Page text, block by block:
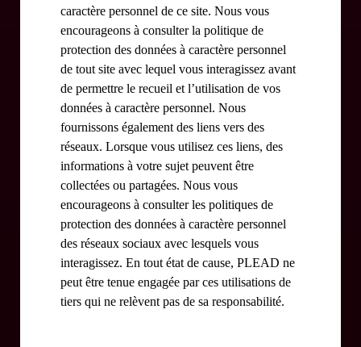
caractère personnel de ce site. Nous vous
encourageons à consulter la politique de
protection des données à caractère personnel
de tout site avec lequel vous interagissez avant
de permettre le recueil et l’utilisation de vos
données à caractère personnel. Nous
fournissons également des liens vers des
réseaux. Lorsque vous utilisez ces liens, des
informations à votre sujet peuvent être
collectées ou partagées. Nous vous
encourageons à consulter les politiques de
protection des données à caractère personnel
des réseaux sociaux avec lesquels vous
interagissez. En tout état de cause, PLEAD ne
peut être tenue engagée par ces utilisations de
tiers qui ne relèvent pas de sa responsabilité.